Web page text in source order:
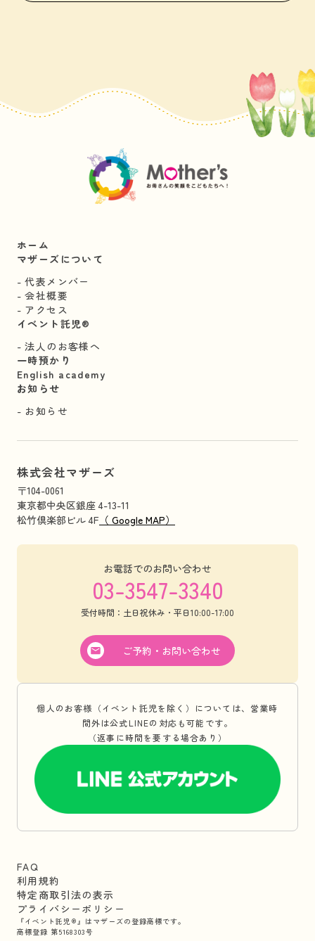
ホーム
マザーズについて
代表メンバー
会社概要
アクセス
イベント託児®︎
法人のお客様へ
一時預かり
English academy
お知らせ
お知らせ
株式会社マザーズ
〒104-0061
東京都中央区銀座 4-13-11
松竹倶楽部ビル 4F （ Google MAP）
お電話でのお問い合わせ
03-3547-3340
受付時間：土日祝休み・平日10:00-17:00
ご予約・お問い合わせ
個人のお客様（イベント託児を除く）については、営業時
間外は公式LINEの対応も可能です。
（返事に時間を要する場合あり）
FAQ
利用規約
特定商取引法の表示
プライバシーポリシー
『イベント託児®』はマザーズの登録商標です。
商標登録 第5168303号